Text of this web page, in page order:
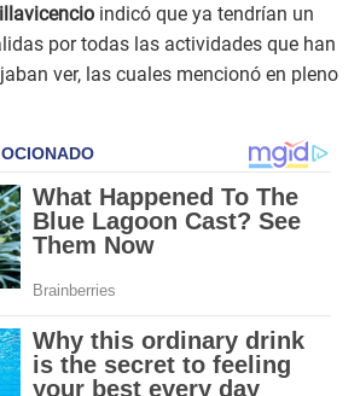
indicó que ya tendrían un
por todas las actividades que han
ver, las cuales mencionó en pleno